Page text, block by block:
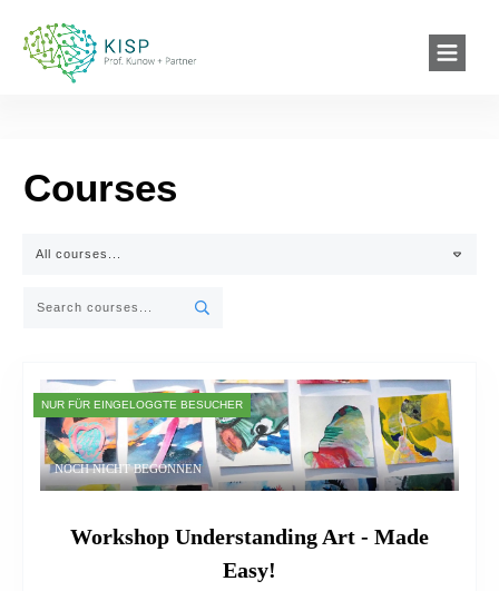
Courses
All courses...
NUR FÜR EINGELOGGTE BESUCHER
NOCH NICHT BEGONNEN
Workshop Understanding Art - Made
Easy!